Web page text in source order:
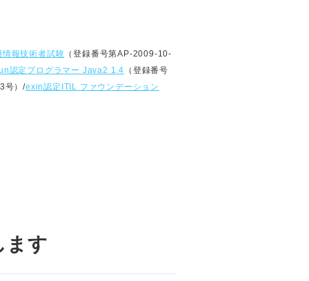
情報技術者試験 （登録番号第AP-2009-10-
認定プログラマー Java2 1.4 （登録番号
号）/exin認定ITIL ファウンデーション
ます